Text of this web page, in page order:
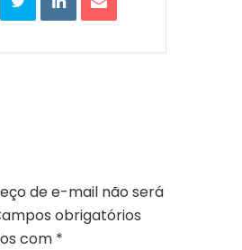
de e-mail não será
obrigatórios
com *